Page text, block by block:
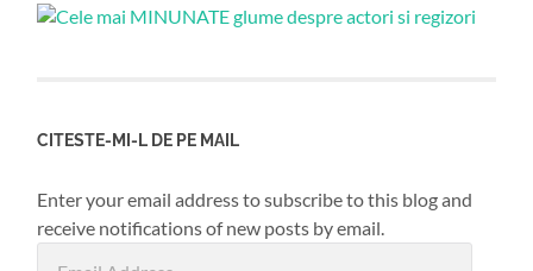
CITESTE-MI-L DE PE MAIL
Enter your email address to subscribe to this blog and
receive notifications of new posts by email.